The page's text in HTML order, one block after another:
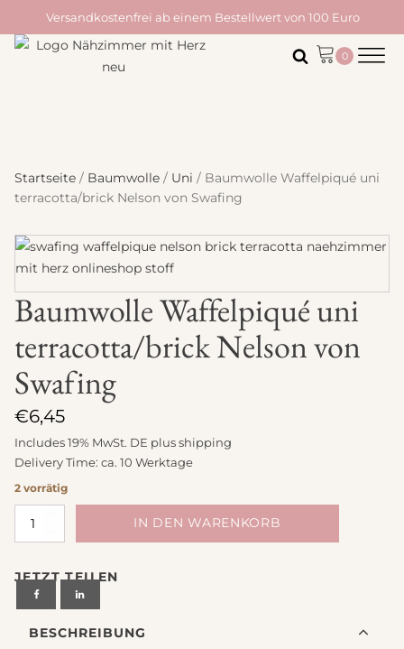
Versandkostenfrei ab einem Bestellwert von 100 Euro
Startseite / Baumwolle / Uni / Baumwolle Waffelpiqué uni
terracotta/brick Nelson von Swafing
Baumwolle Waffelpiqué uni
terracotta/brick Nelson von
Swafing
€6,45
Includes 19% MwSt. DE plusshipping
Delivery Time: ca. 10 Werktage
2 vorrätig
Baumwolle
Waffelpiqué
terracotta/brick
Nelson
Swafing
IN DEN WARENKORB
JETZT TEILEN
BESCHREIBUNG